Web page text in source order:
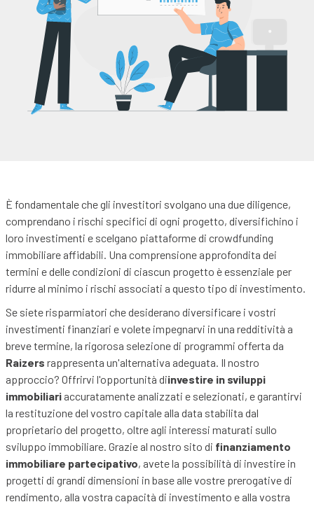
È fondamentale che gli investitori svolgano una due diligence,
comprendano i rischi specifici di ogni progetto, diversifichino i
loro investimenti e scelgano piattaforme di crowdfunding
immobiliare affidabili. Una comprensione approfondita dei
termini e delle condizioni di ciascun progetto è essenziale per
ridurre al minimo i rischi associati a questo tipo di investimento.
Se siete risparmiatori che desiderano diversificare i vostri
investimenti finanziari e volete impegnarvi in una redditività a
breve termine, la rigorosa selezione di programmi offerta da
Raizers rappresenta un'alternativa adeguata. Il nostro
approccio? Offrirvi l'opportunità diinvestire in sviluppi
immobiliariaccuratamente analizzati e selezionati, e garantirvi
la restituzione del vostro capitale alla data stabilita dal
proprietario del progetto, oltre agli interessi maturati sullo
sviluppo immobiliare. Grazie al nostro sito di finanziamento
immobiliare partecipativo, avete la possibilità di investire in
progetti di grandi dimensioni in base alle vostre prerogative di
rendimento, alla vostra capacità di investimento e alla vostra